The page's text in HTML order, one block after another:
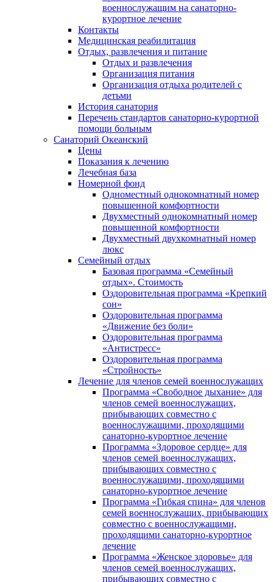
военнослужащим на санаторно-
курортное лечение
Контакты
Медицинская реабилитация
Отдых, развлечения и питание
Отдых и развлечения
Организация питания
Организация отдыха родителей с
детьми
История санатория
Перечень стандартов санаторно-курортной
помощи больным
Санаторий Океанский
Цены
Показания к лечению
Лечебная база
Номерной фонд
Одноместный однокомнатный номер
повышенной комфортности
Двухместный однокомнатный номер
повышенной комфортности
Двухместный двухкомнатный номер
люкс
Семейный отдых
Базовая программа «Семейный
отдых». Стоимость
Оздоровительная программа «Крепкий
сон»
Оздоровительная программа
«Движение без боли»
Оздоровительная программа
«Антистресс»
Оздоровительная программа
«Стройность»
Лечение для членов семей военнослужащих
Программа «Свободное дыхание» для
членов семей военнослужащих,
прибывающих совместно с
военнослужащими, проходящими
санаторно-курортное лечение
Программа «Здоровое сердце» для
членов семей военнослужащих,
прибывающих совместно с
военнослужащими, проходящими
санаторно-курортное лечение
Программа «Гибкая спина» для членов
семей военнослужащих, прибывающих
совместно с военнослужащими,
проходящими санаторно-курортное
лечение
Программа «Женское здоровье» для
членов семей военнослужащих,
прибывающих совместно с